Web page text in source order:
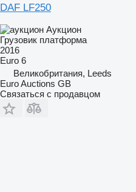
DAF LF250
Аукцион
Грузовик платформа
2016
Euro 6
Великобритания, Leeds
Euro Auctions GB
Связаться с продавцом